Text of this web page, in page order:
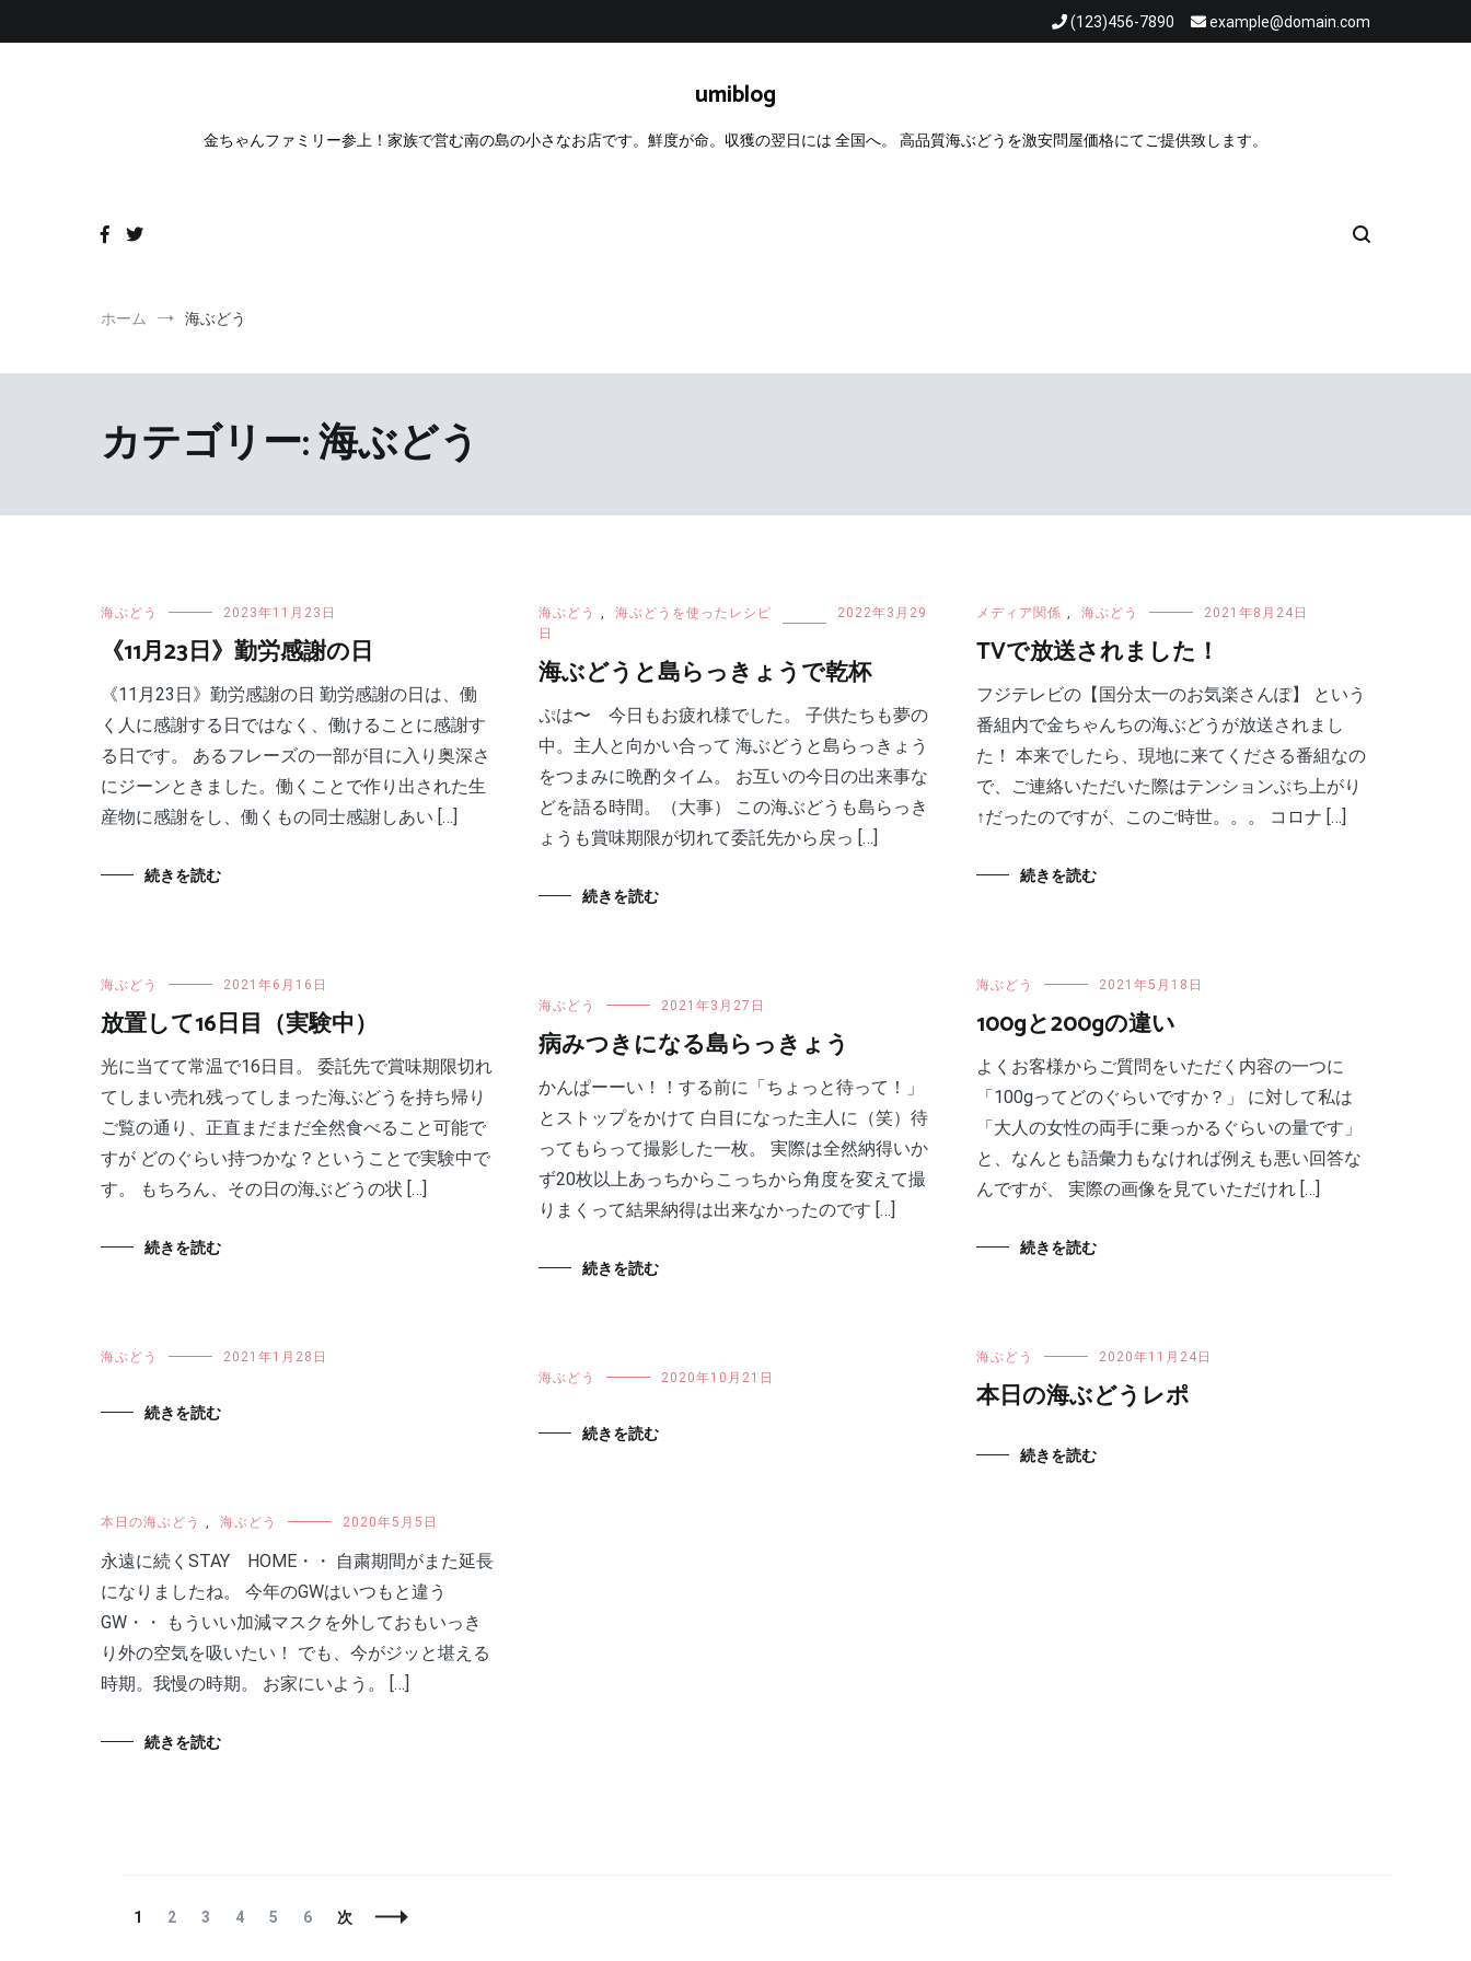
(123)456-7890 example@domain.com
umiblog
金ちゃんファミリー参上！家族で営む南の島の小さなお店です。鮮度が命。収獲の翌日には 全国へ。 高品質海ぶどうを激安問屋価格にてご提供致します。
ホーム 海ぶどう
カテゴリー:海ぶどう
海ぶどう 2023年11月23日
《11月23日》勤労感謝の日
《11月23日》勤労感謝の日 勤労感謝の日は、働
く人に感謝する日ではなく、働けることに感謝す
る日です。 あるフレーズの一部が目に入り奥深さ
にジーンときました。働くことで作り出された生
産物に感謝をし、働くもの同士感謝しあい […]
続きを読む
海ぶどう , 海ぶどうを使ったレシピ
2022年3月29
日
海ぶどうと島らっきょうで乾杯
ぷは〜 今日もお疲れ様でした。 子供たちも夢の
中。主人と向かい合って 海ぶどうと島らっきょう
をつまみに晩酌タイム。 お互いの今日の出来事な
どを語る時間。（大事） この海ぶどうも島らっき
ょうも賞味期限が切れて委託先から戻っ […]
続きを読む
メディア関係 , 海ぶどう 2021年8月24日
TVで放送されました！
フジテレビの【国分太一のお気楽さんぽ】 という
番組内で金ちゃんちの海ぶどうが放送されまし
た！ 本来でしたら、現地に来てくださる番組なの
で、ご連絡いただいた際はテンションぶち上がり
↑だったのですが、このご時世。。。 コロナ […]
続きを読む
海ぶどう 2021年6月16日
放置して16日目（実験中）
光に当てて常温で16日目。 委託先で賞味期限切れ
てしまい売れ残ってしまった海ぶどうを持ち帰り
ご覧の通り、正直まだまだ全然食べること可能で
すが どのぐらい持つかな？ということで実験中で
す。 もちろん、その日の海ぶどうの状 […]
続きを読む
海ぶどう 2021年5月18日
100gと200gの違い
よくお客様からご質問をいただく内容の一つに
「100gってどのぐらいですか？」 に対して私は
「大人の女性の両手に乗っかるぐらいの量です」
と、なんとも語彙力もなければ例えも悪い回答な
んですが、 実際の画像を見ていただけれ […]
続きを読む
海ぶどう 2021年3月27日
病みつきになる島らっきょう
かんぱーーい！！する前に「ちょっと待って！」
とストップをかけて 白目になった主人に（笑）待
ってもらって撮影した一枚。 実際は全然納得いか
ず20枚以上あっちからこっちから角度を変えて撮
りまくって結果納得は出来なかったのです […]
続きを読む
海ぶどう 2021年1月28日
続きを読む
海ぶどう 2020年11月24日
本日の海ぶどうレポ
続きを読む
海ぶどう 2020年10月21日
続きを読む
本日の海ぶどう , 海ぶどう 2020年5月5日
永遠に続くSTAY HOME・・ 自粛期間がまた延長
になりましたね。 今年のGWはいつもと違う
GW・・ もういい加減マスクを外しておもいっき
り外の空気を吸いたい！ でも、今がジッと堪える
時期。我慢の時期。 お家にいよう。 […]
続きを読む
投固
1
固
2
固
3
固
4
固
5
固
6 次